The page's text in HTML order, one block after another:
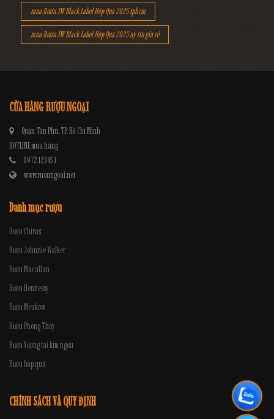
mua Rượu JW Black Label Hộp Quà 2025 tphcm
mua Rượu JW Black Label Hộp Quà 2025 uy tín giá rẻ
CỬA HÀNG RƯỢU NGOẠI
Quận Tân Phú, TP. Hồ Chí Minh
HOTLINE mua hàng
0972.12345.1
www.ruoungoai.net
Danh mục rượu
Rượu Chivas
Rượu Johnnie Walker
Rượu Macallan
Rượu Hennessy
Rượu Meukow
Rượu Phong Thủy
Rượu Vương tài kim ngưu
Rượu hộp quà
CHÍNH SÁCH VÀ QUY ĐỊNH